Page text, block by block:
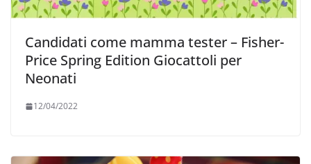
Candidati come mamma tester – Fisher-
Price Spring Edition Giocattoli per
Neonati
12/04/2022